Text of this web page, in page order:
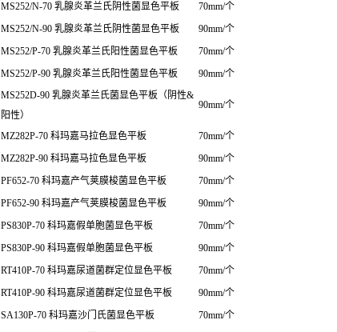
MS252/N-70 乳腺炎革兰氏阴性菌显色平板
70mm/个
MS252/N-90 乳腺炎革兰氏阴性菌显色平板
90mm/个
MS252/P-70 乳腺炎革兰氏阳性菌显色平板
70mm/个
MS252/P-90 乳腺炎革兰氏阳性菌显色平板 90mm/个
MS252D-90 乳腺炎革兰氏菌显色平板（阴性&
阳性）
90mm/个
MZ282P-70 科玛嘉马拉色显色平板
70mm/个
MZ282P-90 科玛嘉马拉色显色平板
90mm/个
PF652-70 科玛嘉产气荚膜梭菌显色平板
70mm/个
PF652-90 科玛嘉产气荚膜梭菌显色平板
90mm/个
PS830P-70 科玛嘉假单胞菌显色平板
70mm/个
PS830P-90 科玛嘉假单胞菌显色平板
90mm/个
RT410P-70 科玛嘉尿道菌群定位显色平板
70mm/个
RT410P-90 科玛嘉尿道菌群定位显色平板
90mm/个
SA130P-70 科玛嘉沙门氏菌显色平板
70mm/个